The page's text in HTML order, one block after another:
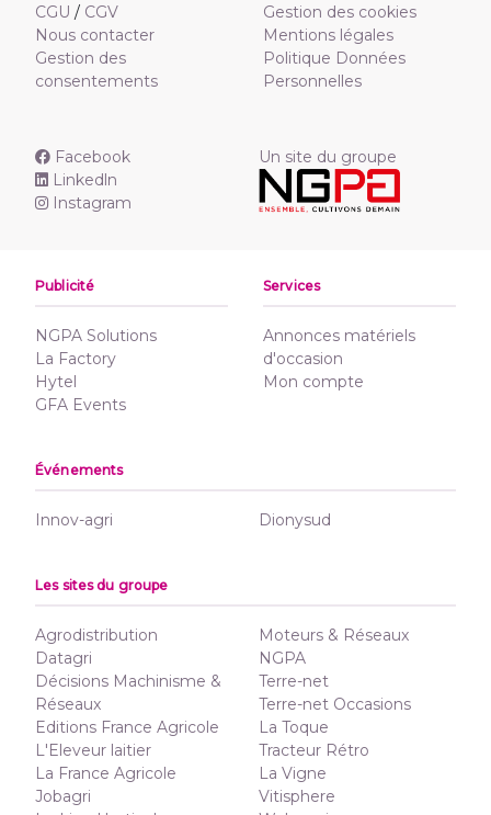
CGU / CGV
Nous contacter
Gestion des
consentements
Gestion des cookies
Mentions légales
Politique Données
Personnelles
Facebook
Linkedln
Instagram
Un site du groupe
Publicité
NGPA Solutions
La Factory
Hytel
GFA Events
Services
Annonces matériels
d'occasion
Mon compte
Événements
Innov-agri Dionysud
Les sites du groupe
Agrodistribution
Datagri
Décisions Machinisme &
Réseaux
Editions France Agricole
L'Eleveur laitier
La France Agricole
Jobagri
Moteurs & Réseaux
NGPA
Terre-net
Terre-net Occasions
La Toque
Tracteur Rétro
La Vigne
Vitisphere